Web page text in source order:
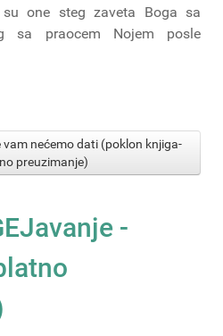
one steg zaveta Boga sa
sa praocem Nojem posle
vam nećemo dati (poklon knjiga-
preuzimanje)
-